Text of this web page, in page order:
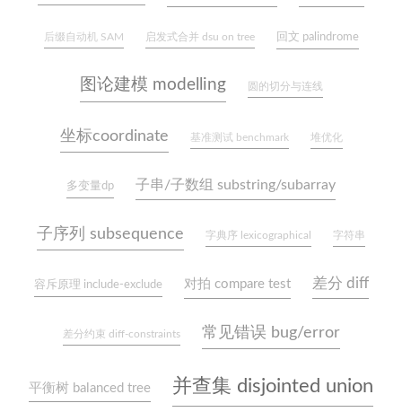
后缀自动机 SAM 启发式合并 dsu on tree 回文 palindrome
图论建模 modelling 圆的切分与连线
坐标coordinate 基准测试 benchmark 堆优化
多变量dp 子串/子数组 substring/subarray
子序列 subsequence 字典序 lexicographical 字符串
容斥原理 include-exclude 对拍 compare test 差分 diff
差分约束 diff-constraints 常见错误 bug/error
平衡树 balanced tree 并查集 disjointed union